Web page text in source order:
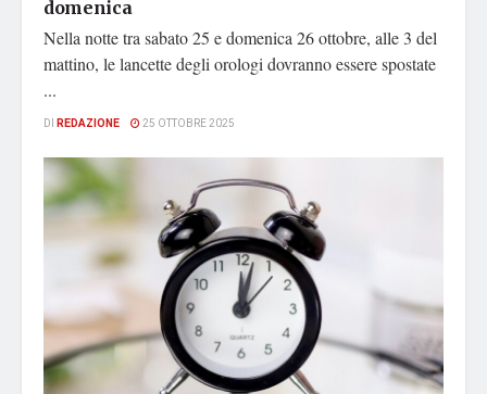
domenica
Nella notte tra sabato 25 e domenica 26 ottobre, alle 3 del
mattino, le lancette degli orologi dovranno essere spostate
...
DI REDAZIONE 25 OTTOBRE 2025